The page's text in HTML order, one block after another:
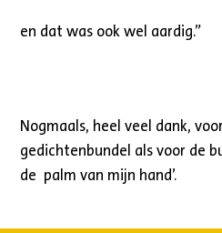
en dat was ook wel aardig.”
Nogmaals, heel veel dank,
gedichtenbundel als voor de
de palm van mijn hand’.